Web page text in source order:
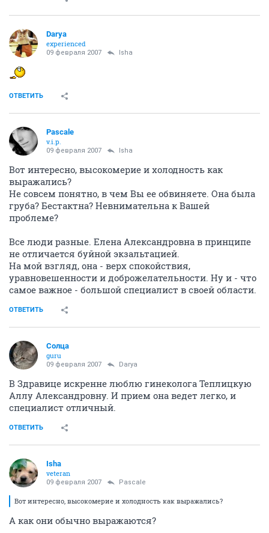
Darya
experienced
09 февраля 2007 Isha
ОТВЕТИТЬ
Pascale
v.i.p.
09 февраля 2007 Isha
Вот интересно, высокомерие и холодность как
выражались?
Не совсем понятно, в чем Вы ее обвиняете. Она была
груба? Бестактна? Невнимательна к Вашей
проблеме?
Все люди разные. Елена Александровна в принципе
не отличается буйной экзальтацией.
На мой взгляд, она - верх спокойствия,
уравновешенности и доброжелательности. Ну и - что
самое важное - большой специалист в своей области.
ОТВЕТИТЬ
Солца
guru
09 февраля 2007 Darya
В Здравице искренне люблю гинеколога Теплицкую
Аллу Александровну. И прием она ведет легко, и
специалист отличный.
ОТВЕТИТЬ
Isha
veteran
09 февраля 2007 Pascale
Вот интересно, высокомерие и холодность как выражались?
А как они обычно выражаются?